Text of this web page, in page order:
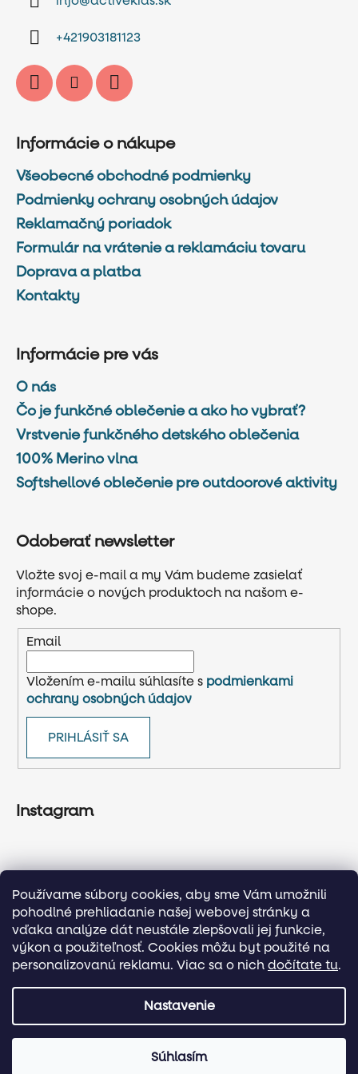
Používame súbory cookies, aby sme Vám umožnili
pohodlné prehliadanie našej webovej stránky a
vďaka analýze dát neustále zlepšovali jej funkcie,
výkon a použiteľnosť. Cookies môžu byt použité na
personalizovanú reklamu. Viac sa o nichdočítate tu.
Nastavenie
Súhlasím
+421903181123
Informácie o nákupe
Všeobecné obchodné podmienky
Podmienky ochrany osobných údajov
Reklamačný poriadok
Formulár na vrátenie a reklamáciu tovaru
Doprava a platba
Kontakty
Informácie pre vás
O nás
Čo je funkčné oblečenie a ako ho vybrať?
Vrstvenie funkčného detského oblečenia
100% Merino vlna
Softshellové oblečenie pre outdoorové aktivity
Odoberať newsletter
Vložte svoj e-mail a my Vám budeme zasielať
informácie o nových produktoch na našom e-
shope.
Email
Vložením e-mailu súhlasíte s podmienkami
ochrany osobných údajov
PRIHLÁSIŤ SA
Instagram
Vytvoril Shoptet
Activekids.sk